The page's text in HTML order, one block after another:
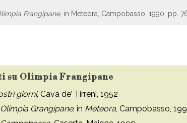
Frangipane, in Meteora, Campobasso, 1990, pp.
Olimpia Frangipane
giorni, Cava de’ Tirreni, 1952
Grangipane, in Meteora, Campobasso,